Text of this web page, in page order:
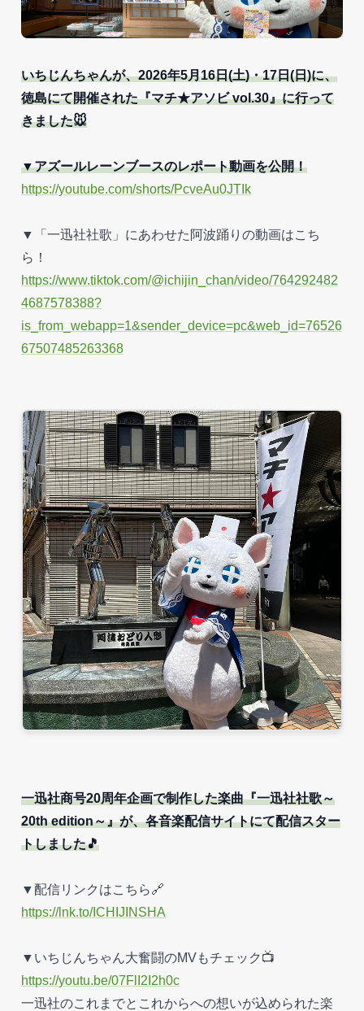
いちじんちゃんが、2026年5月16日(土)・17日(日)に、
徳島にて開催された『マチ★アソビ vol.30』に行って
きました🐭
▼アズールレーンブースのレポート動画を公開！
https://youtube.com/shorts/PcveAu0JTIk
▼「一迅社社歌」にあわせた阿波踊りの動画はこち
ら！
https://www.tiktok.com/@ichijin_chan/video/764292482
4687578388?
is_from_webapp=1&sender_device=pc&web_id=76526
67507485263368
一迅社商号20周年企画で制作した楽曲『一迅社社歌～
20th edition～』が、各音楽配信サイトにて配信スター
トしました🎵
▼配信リンクはこちら🔗
https://lnk.to/ICHIJINSHA
▼いちじんちゃん大奮闘のMVもチェック📺
https://youtu.be/07FlI2I2h0c
一迅社のこれまでとこれからへの想いが込められた楽